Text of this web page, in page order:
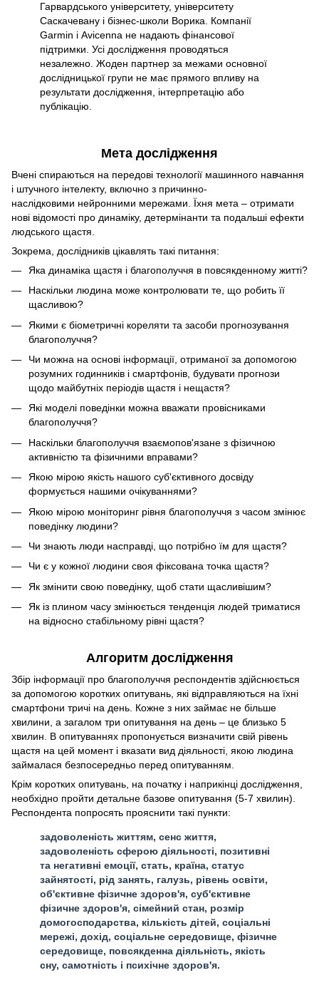
Гарвардського університету, університету
Саскачевану і бізнес-школи Ворика. Компанії
Garmin і Avicenna не надають фінансової
підтримки. Усі дослідження проводяться
незалежно. Жоден партнер за межами основної
дослідницької групи не має прямого впливу на
результати дослідження, інтерпретацію або
публікацію.
Мета дослідження
Вчені спираються на передові технології машинного навчання
і штучного інтелекту, включно з причинно-
наслідковими нейронними мережами. Їхня мета – отримати
нові відомості про динаміку, детермінанти та подальші ефекти
людського щастя.
Зокрема, дослідників цікавлять такі питання:
Яка динаміка щастя і благополуччя в повсякденному житті?
Наскільки людина може контролювати те, що робить її
щасливою?
Якими є біометричні кореляти та засоби прогнозування
благополуччя?
Чи можна на основі інформації, отриманої за допомогою
розумних годинників і смартфонів, будувати прогнози
щодо майбутніх періодів щастя і нещастя?
Які моделі поведінки можна вважати провісниками
благополуччя?
Наскільки благополуччя взаємопов'язане з фізичною
активністю та фізичними вправами?
Якою мірою якість нашого суб'єктивного досвіду
формується нашими очікуваннями?
Якою мірою моніторинг рівня благополуччя з часом змінює
поведінку людини?
Чи знають люди насправді, що потрібно їм для щастя?
Чи є у кожної людини своя фіксована точка щастя?
Як змінити свою поведінку, щоб стати щасливішим?
Як із плином часу змінюється тенденція людей триматися
на відносно стабільному рівні щастя?
Алгоритм дослідження
Збір інформації про благополуччя респондентів здійснюється
за допомогою коротких опитувань, які відправляються на їхні
смартфони тричі на день. Кожне з них займає не більше
хвилини, а загалом три опитування на день – це близько 5
хвилин. В опитуваннях пропонується визначити свій рівень
щастя на цей момент і вказати вид діяльності, якою людина
займалася безпосередньо перед опитуванням.
Крім коротких опитувань, на початку і наприкінці дослідження,
необхідно пройти детальне базове опитування (5-7 хвилин).
Респондента попросять прояснити такі пункти:
задоволеність життям, сенс життя,
задоволеність сферою діяльності, позитивні
та негативні емоції, стать, країна, статус
зайнятості, рід занять, галузь, рівень освіти,
об'єктивне фізичне здоров'я, суб'єктивне
фізичне здоров'я, сімейний стан, розмір
домогосподарства, кількість дітей, соціальні
мережі, дохід, соціальне середовище, фізичне
середовище, повсякденна діяльність, якість
сну, самотність і психічне здоров'я.